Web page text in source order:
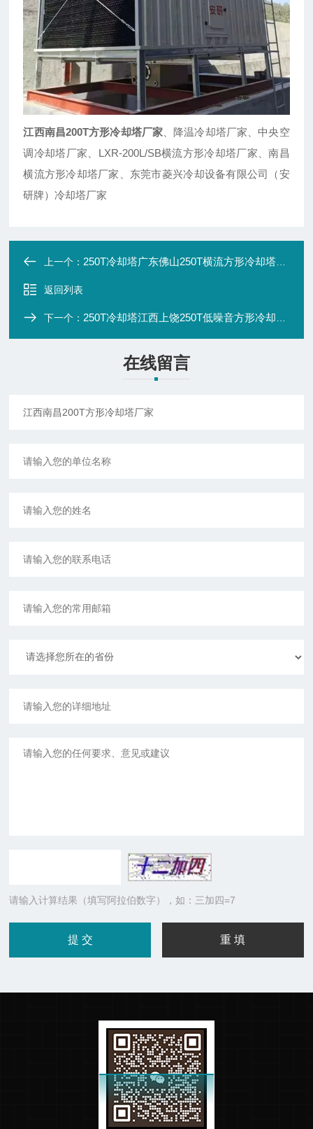
江西南昌200T方形冷却塔厂家 、降温冷却塔厂家、中央空
调冷却塔厂家、LXR-200L/SB横流方形冷却塔厂家、南昌
横流方形冷却塔厂家、东莞市菱兴冷却设备有限公司（安
研牌）冷却塔厂家
上一个： 250T冷却塔广东佛山250T横流方形冷却塔厂家
返回列表
下一个： 250T冷却塔江西上饶250T低噪音方形冷却塔厂家
在线留言
请输入计算结果（填写阿拉伯数字），如：三加四=7